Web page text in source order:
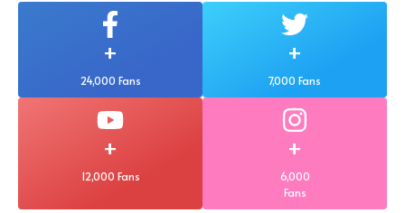
+
24,000 Fans
+
7,000 Fans
+
12,000 Fans
+
6,000
Fans